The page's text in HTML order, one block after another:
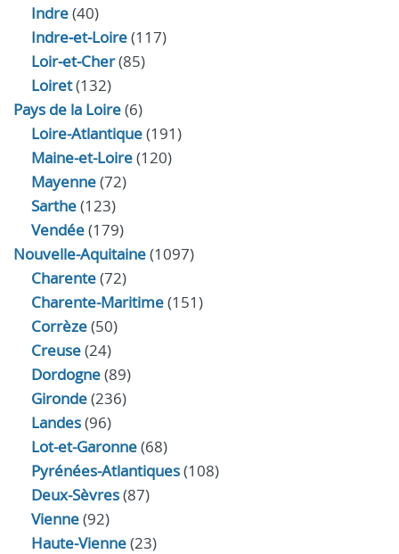
Indre(40)
Indre‑et‑Loire(117)
Loir‑et‑Cher(85)
Loiret(132)
Pays de la Loire(6)
Loire-Atlantique(191)
Maine-et-Loire(120)
Mayenne(72)
Sarthe(123)
Vendée(179)
Nouvelle-Aquitaine(1097)
Charente(72)
Charente-Maritime(151)
Corrèze(50)
Creuse(24)
Dordogne(89)
Gironde(236)
Landes(96)
Lot-et-Garonne(68)
Pyrénées-Atlantiques(108)
Deux-Sèvres(87)
Vienne(92)
Haute-Vienne(23)